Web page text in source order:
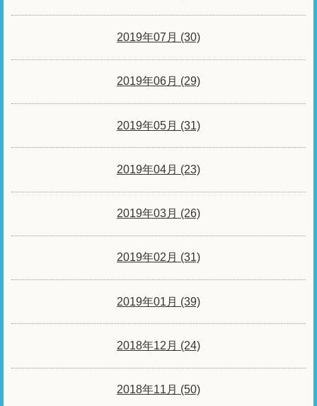
2019年07月 (30)
2019年06月 (29)
2019年05月 (31)
2019年04月 (23)
2019年03月 (26)
2019年02月 (31)
2019年01月 (39)
2018年12月 (24)
2018年11月 (50)